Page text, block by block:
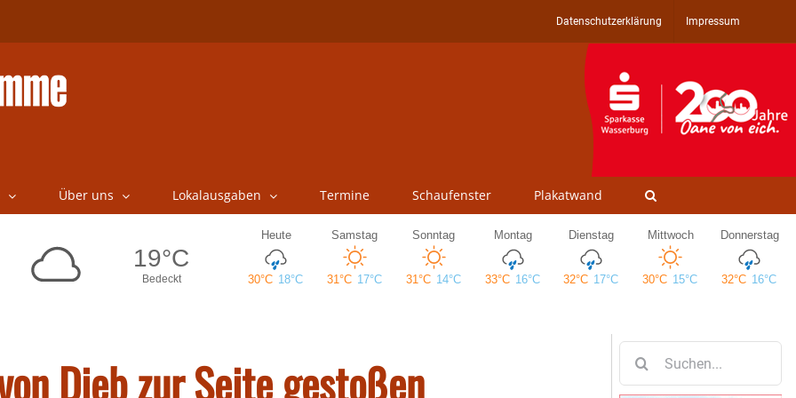
Datenschutzerklärung Impressum
Über uns Lokalausgaben Termine Schaufenster Plakatwand
Dieb zur Seite gestoßen
nach: